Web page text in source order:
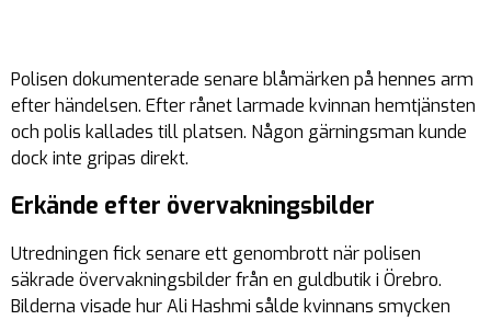
Polisen dokumenterade senare blåmärken på hennes arm
efter händelsen. Efter rånet larmade kvinnan hemtjänsten
och polis kallades till platsen. Någon gärningsman kunde
dock inte gripas direkt.
Erkände efter övervakningsbilder
Utredningen fick senare ett genombrott när polisen
säkrade övervakningsbilder från en guldbutik i Örebro.
Bilderna visade hur Ali Hashmi sålde kvinnans smycken